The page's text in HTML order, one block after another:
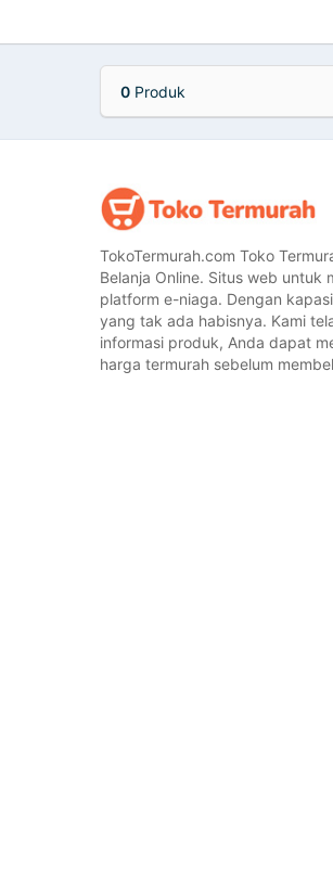
0 Produk
TokoTermurah.com Toko
Belanja Online. Situs web
platform e-niaga. Dengan
yang tak ada habisnya. Kami
informasi produk, Anda dapat
harga termurah sebelum